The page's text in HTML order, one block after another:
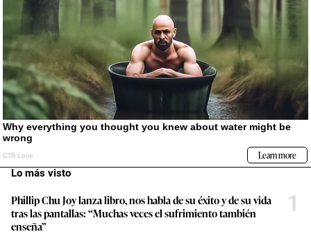
Lo más visto
Phillip Chu Joy lanza libro, nos habla de su éxito y de su vida
tras las pantallas: “Muchas veces el sufrimiento también
enseña”
1